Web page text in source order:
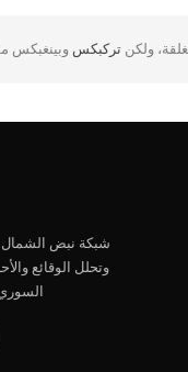
ولكن تركبكس وبينغبكس
شبكة نبض الشمال
وتحلل الوقائع